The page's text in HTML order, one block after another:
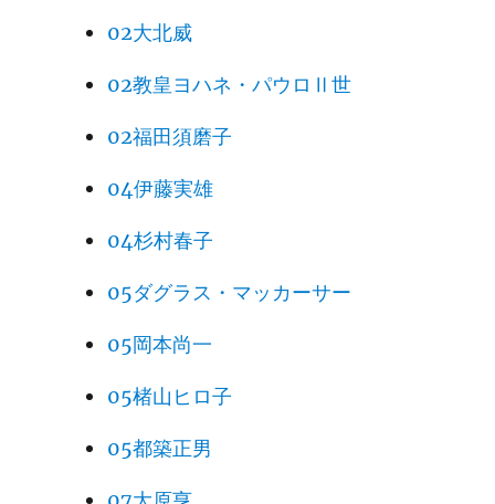
02大北威
02教皇ヨハネ・パウロⅡ世
02福田須磨子
04伊藤実雄
04杉村春子
05ダグラス・マッカーサー
05岡本尚一
05楮山ヒロ子
05都築正男